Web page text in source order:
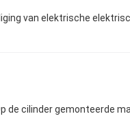
van elektrische
de cilinder gemonteerde